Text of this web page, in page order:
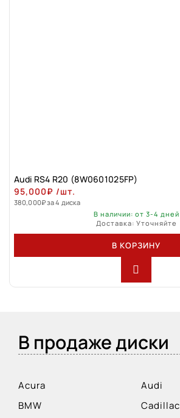
Audi RS4 R20 (8W0601025FP)
95,000₽ /шт.
380,000₽за 4 диска
В наличии: от 3-4 дней
Доставка: Уточняйте
В КОРЗИНУ
В продаже диски
Acura
Audi
BMW
Cadillac